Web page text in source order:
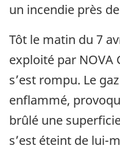
un incendie près
Tôt le matin du 7
exploité par NOVA
s’est rompu. Le
enflammé,
brûlé une
s’est éteint de lui-